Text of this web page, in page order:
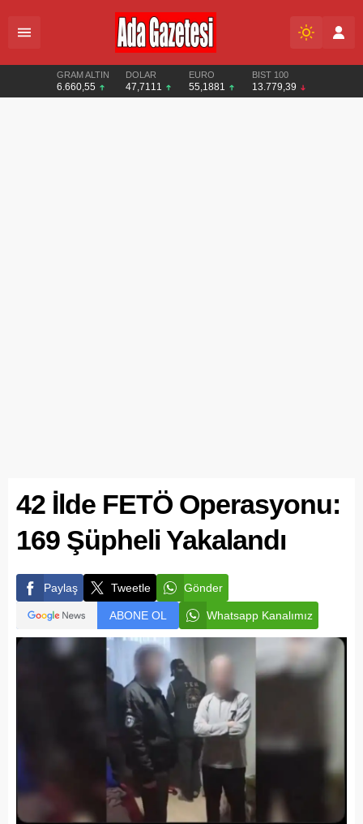
GRAM ALTIN
6.660,55
DOLAR
47,7111
EURO
55,1881
BIST 100
13.779,39
42 İlde FETÖ Operasyonu:
169 Şüpheli Yakalandı
Paylaş Tweetle Gönder
ABONE OL Whatsapp Kanalımız